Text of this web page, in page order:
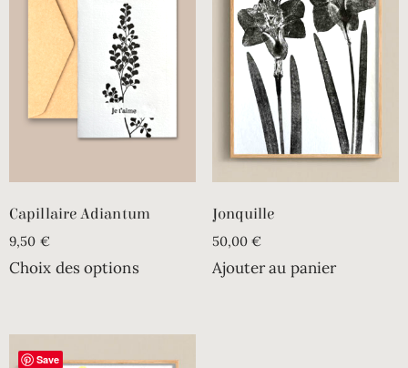
Capillaire Adiantum
9,50 €
Choix des options
Jonquille
50,00€
Ajouter au panier
Save